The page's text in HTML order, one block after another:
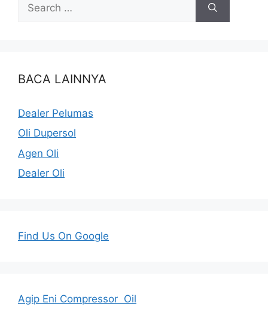
BACA LAINNYA
Dealer Pelumas
Oli Dupersol
Agen Oli
Dealer Oli
Find Us On Google
Agip Eni Compressor Oil